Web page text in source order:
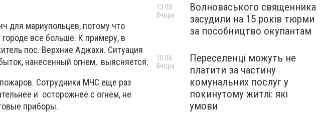
для мариупольцев, потому что
все больше. К примеру, в
пос. Верхние Аджахи. Ситуация
нанесенный огнем, выясняется.
Сотрудники МЧС еще раз
и осторожнее с огнем, не
приборы.
Волноваського священника
засудили на 15 років тюрми
за пособництво окупантам
13:00
Вчора
Переселенці можуть не
платити за частину
комунальних послуг у
покинутому житлі: які
умови
10:06
Вчора